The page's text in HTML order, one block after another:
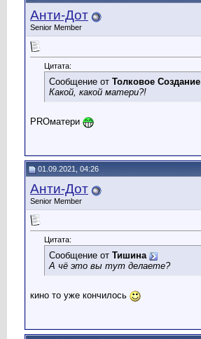
Анти-Дот
Senior Member
Цитата:
Сообщение от Толковое Создание
Какой, какой матери?!
PROматери
01.09.2021, 04:26
Анти-Дот
Senior Member
Цитата:
Сообщение от Тишина
А чё это вы тут делаете?
кино то уже кончилось